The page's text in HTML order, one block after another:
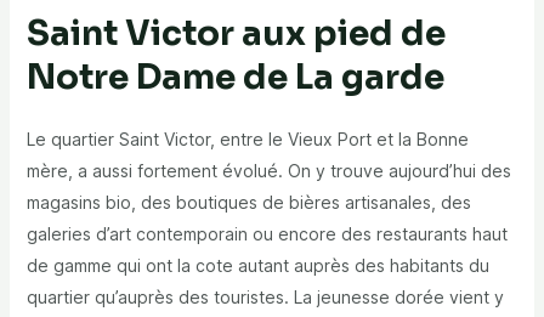
Saint Victor aux pied de
Notre Dame de La garde
Le quartier Saint Victor, entre le Vieux Port et la Bonne
mère, a aussi fortement évolué. On y trouve aujourd’hui des
magasins bio, des boutiques de bières artisanales, des
galeries d’art contemporain ou encore des restaurants haut
de gamme qui ont la cote autant auprès des habitants du
quartier qu’auprès des touristes. La jeunesse dorée vient y